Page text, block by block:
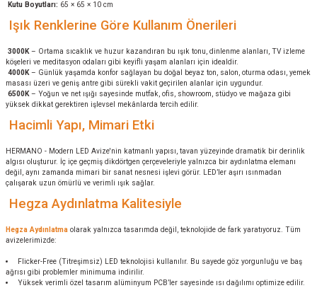
Kutu Boyutları: 65 × 65 × 10 cm
Işık Renklerine Göre Kullanım Önerileri
3000K– Ortama sıcaklık ve huzur kazandıran bu ışık tonu, dinlenme alanları, TV izleme
köşeleri ve meditasyon odaları gibi keyifli yaşam alanları için idealdir.
4000K– Günlük yaşamda konfor sağlayan bu doğal beyaz ton, salon, oturma odası, yemek
masası üzeri ve geniş antre gibi sürekli vakit geçirilen alanlar için uygundur.
6500K– Yoğun ve net ışığı sayesinde mutfak, ofis, showroom, stüdyo ve mağaza gibi
yüksek dikkat gerektiren işlevsel mekânlarda tercih edilir.
Hacimli Yapı, Mimari Etki
HERMANO - Modern LED Avize'nin katmanlı yapısı, tavan yüzeyinde dramatik bir derinlik
algısı oluşturur. İç içe geçmiş dikdörtgen çerçeveleriyle yalnızca bir aydınlatma elemanı
değil, aynı zamanda mimari bir sanat nesnesi işlevi görür. LED’ler aşırı ısınmadan
çalışarak uzun ömürlü ve verimli ışık sağlar.
Hegza Aydınlatma Kalitesiyle
Hegza Aydınlatma olarak yalnızca tasarımda değil, teknolojide de fark yaratıyoruz. Tüm
avizelerimizde:
Flicker-Free (Titreşimsiz) LED teknolojisi kullanılır. Bu sayede göz yorgunluğu ve baş
ağrısı gibi problemler minimuma indirilir.
Yüksek verimli özel tasarım alüminyum PCB’ler sayesinde ısı dağılımı optimize edilir.